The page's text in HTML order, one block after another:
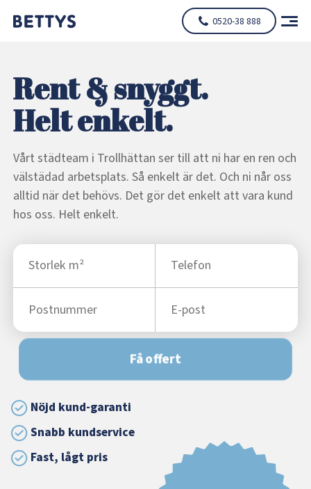
0520-38 888
Rent & snyggt.
Helt enkelt.
Vårt städteam i Trollhättan ser till att ni har en ren och
välstädad arbetsplats. Så enkelt är det. Och ni når oss
alltid när det behövs. Det gör det enkelt att vara kund
hos oss. Helt enkelt.
Få offert
Nöjd kund-garanti
Snabb kundservice
Fast, lågt pris